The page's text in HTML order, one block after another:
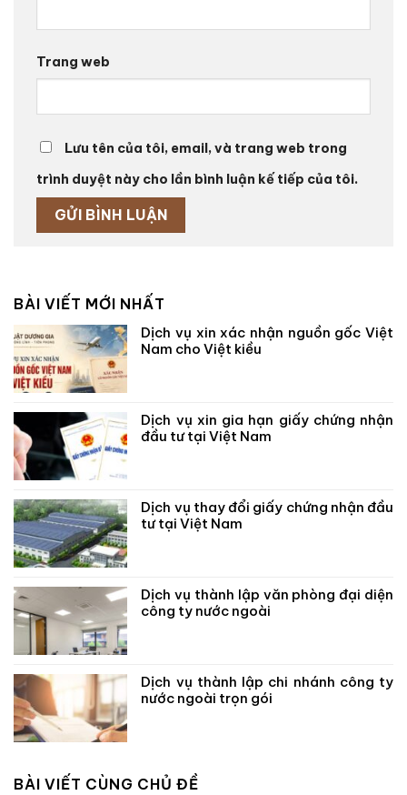
Trang web
Lưu tên của tôi, email, và trang web trong
trình duyệt này cho lần bình luận kế tiếp của tôi.
BÀI VIẾT MỚI NHẤT
Dịch vụ xin xác nhận nguồn gốc Việt
Nam cho Việt kiều
Dịch vụ xin gia hạn giấy chứng nhận
đầu tư tại Việt Nam
Dịch vụ thay đổi giấy chứng nhận đầu
tư tại Việt Nam
Dịch vụ thành lập văn phòng đại diện
công ty nước ngoài
Dịch vụ thành lập chi nhánh công ty
nước ngoài trọn gói
BÀI VIẾT CÙNG CHỦ ĐỀ